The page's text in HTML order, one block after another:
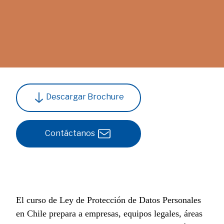
Descargar Brochure
Contáctanos
El curso de Ley de Protección de Datos Personales
en Chile prepara a empresas, equipos legales, áreas